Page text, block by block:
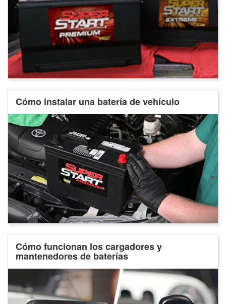
Cómo instalar una batería de vehículo
Cómo funcionan los cargadores y
mantenedores de baterías